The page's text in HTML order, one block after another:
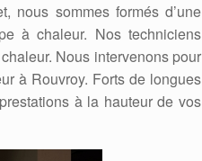
nous sommes formés d’une
à chaleur. Nos techniciens
Nous intervenons pour
à Rouvroy. Forts de longues
à la hauteur de vos